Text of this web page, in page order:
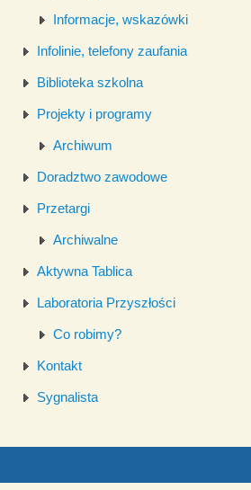
Informacje, wskazówki
Infolinie, telefony zaufania
Biblioteka szkolna
Projekty i programy
Archiwum
Doradztwo zawodowe
Przetargi
Archiwalne
Aktywna Tablica
Laboratoria Przyszłości
Co robimy?
Kontakt
Sygnalista